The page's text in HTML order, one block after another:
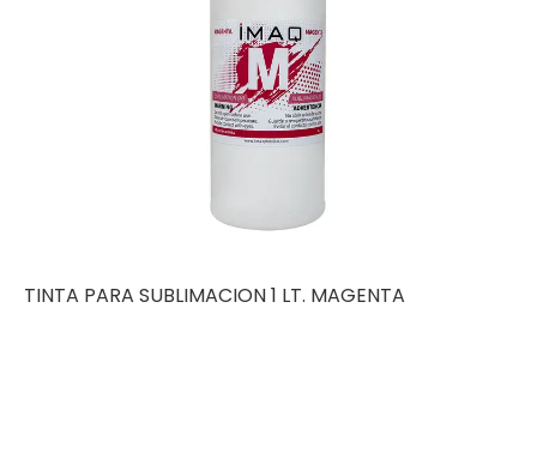
TINTA PARA SUBLIMACION 1 LT. MAGENTA